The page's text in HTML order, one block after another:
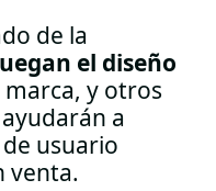
de la
el diseño
y otros
a
usuario
venta.